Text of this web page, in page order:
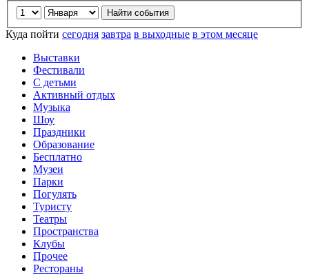
Куда пойти сегодня завтра в выходные в этом месяце
Выставки
Фестивали
С детьми
Активный отдых
Музыка
Шоу
Праздники
Образование
Бесплатно
Музеи
Парки
Погулять
Туристу
Театры
Пространства
Клубы
Прочее
Рестораны